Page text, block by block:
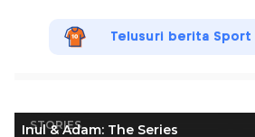
Telusuri berita Sport